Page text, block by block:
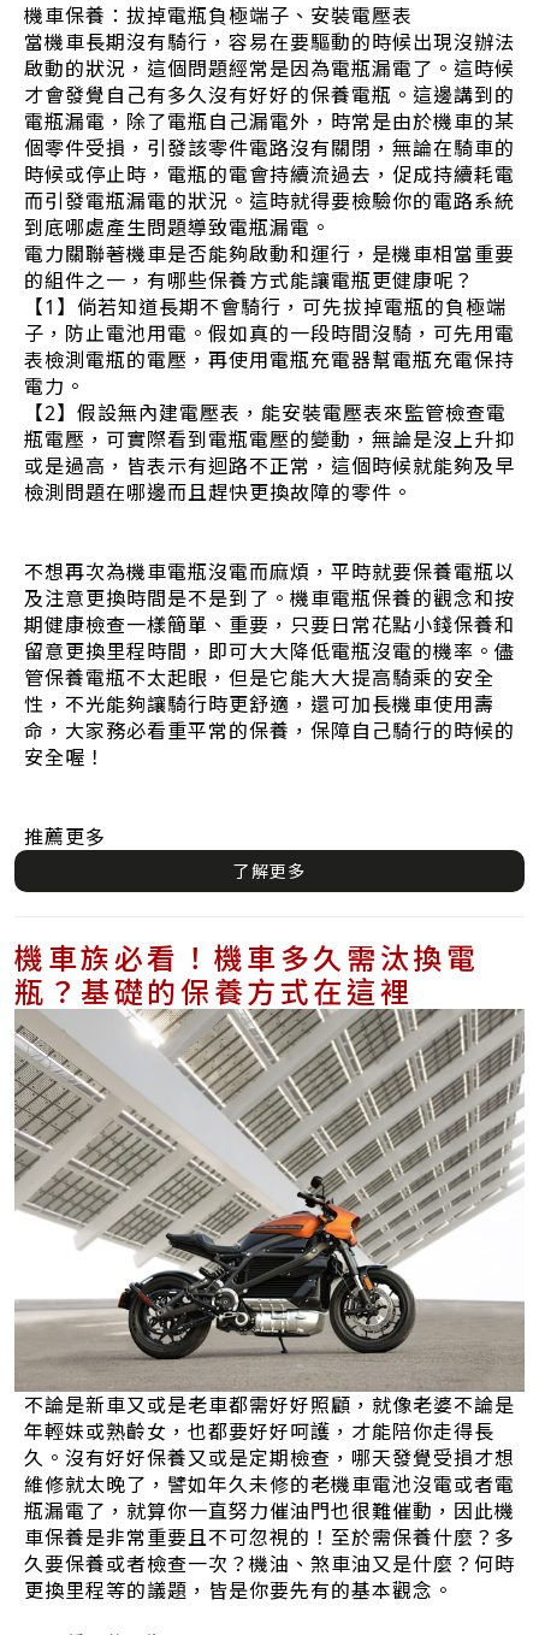
機車保養：拔掉電瓶負極端子、安裝電壓表
當機車長期沒有騎行，容易在要驅動的時候出現沒辦法
啟動的狀況，這個問題經常是因為電瓶漏電了。這時候
才會發覺自己有多久沒有好好的保養電瓶。這邊講到的
電瓶漏電，除了電瓶自己漏電外，時常是由於機車的某
個零件受損，引發該零件電路沒有關閉，無論在騎車的
時候或停止時，電瓶的電會持續流過去，促成持續耗電
而引發電瓶漏電的狀況。這時就得要檢驗你的電路系統
到底哪處產生問題導致電瓶漏電。
電力關聯著機車是否能夠啟動和運行，是機車相當重要
的組件之一，有哪些保養方式能讓電瓶更健康呢？
【1】倘若知道長期不會騎行，可先拔掉電瓶的負極端
子，防止電池用電。假如真的一段時間沒騎，可先用電
表檢測電瓶的電壓，再使用電瓶充電器幫電瓶充電保持
電力。
【2】假設無內建電壓表，能安裝電壓表來監管檢查電
瓶電壓，可實際看到電瓶電壓的變動，無論是沒上升抑
或是過高，皆表示有迴路不正常，這個時候就能夠及早
檢測問題在哪邊而且趕快更換故障的零件。
不想再次為機車電瓶沒電而麻煩，平時就要保養電瓶以
及注意更換時間是不是到了。機車電瓶保養的觀念和按
期健康檢查一樣簡單、重要，只要日常花點小錢保養和
留意更換里程時間，即可大大降低電瓶沒電的機率。儘
管保養電瓶不太起眼，但是它能大大提高騎乘的安全
性，不光能夠讓騎行時更舒適，還可加長機車使用壽
命，大家務必看重平常的保養，保障自己騎行的時候的
安全喔！
推薦更多
了解更多
機車族必看！機車多久需汰換電
瓶？基礎的保養方式在這裡
不論是新車又或是老車都需好好照顧，就像老婆不論是
年輕妹或熟齡女，也都要好好呵護，才能陪你走得長
久。沒有好好保養又或是定期檢查，哪天發覺受損才想
維修就太晚了，譬如年久未修的老機車電池沒電或者電
瓶漏電了，就算你一直努力催油門也很難催動，因此機
車保養是非常重要且不可忽視的！至於需保養什麼？多
久要保養或者檢查一次？機油、煞車油又是什麼？何時
更換里程等的議題，皆是你要先有的基本觀念。